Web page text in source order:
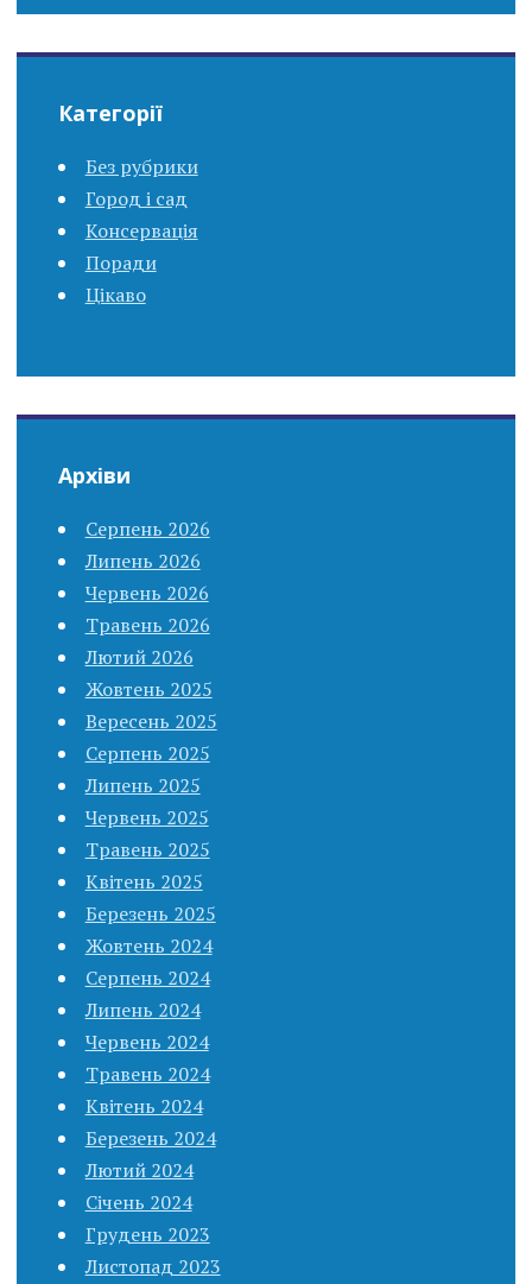
Категорії
Без рубрики
Город і сад
Консервація
Поради
Цікаво
Архіви
Серпень 2026
Липень 2026
Червень 2026
Травень 2026
Лютий 2026
Жовтень 2025
Вересень 2025
Серпень 2025
Липень 2025
Червень 2025
Травень 2025
Квітень 2025
Березень 2025
Жовтень 2024
Серпень 2024
Липень 2024
Червень 2024
Травень 2024
Квітень 2024
Березень 2024
Лютий 2024
Січень 2024
Грудень 2023
Листопад 2023